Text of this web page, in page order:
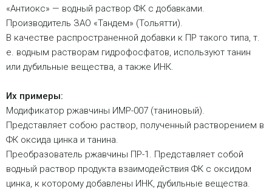
«Антиокс» — водный раствор ФК с добавками.
Производитель ЗАО «Тандем» (Тольятти).
В качестве распространенной добавки к ПР такого типа, т.
е. водным растворам гидрофосфатов, используют танин
или дубильные вещества, а также ИНК.
Их примеры:
Модификатор ржавчины ИМР-007 (таниновый).
Представляет собою раствор, полученный растворением в
ФК оксида цинка и танина.
Преобразователь ржавчины ПР-1. Представляет собой
водный раствор продукта взаимодействия ФК с оксидом
цинка, к которому добавлены ИНК, дубильные вещества.